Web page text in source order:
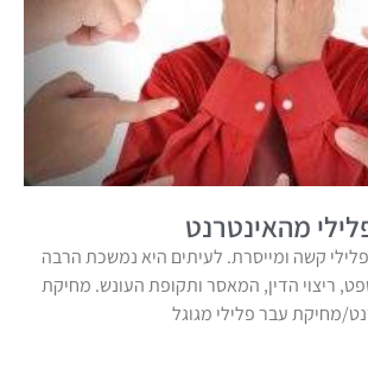
מהאינטרנט
קשה ומייסרת. לעיתים היא נמשכת הרבה
ריצוי הדין, המאסר ותקופת העונש. מחיקת
מחיקת עבר פלילי מגוגל